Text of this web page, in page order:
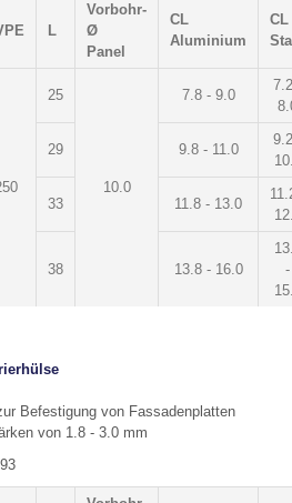
L
Vorbohr-
Ø
Panel
CL
Aluminium
CL
25
10.0
7.8 - 9.0
29 9.8 - 11.0
33 11.8 - 13.0
38 13.8 - 16.0
-
Befestigung von Fassadenplatten
von 1.8 - 3.0 mm